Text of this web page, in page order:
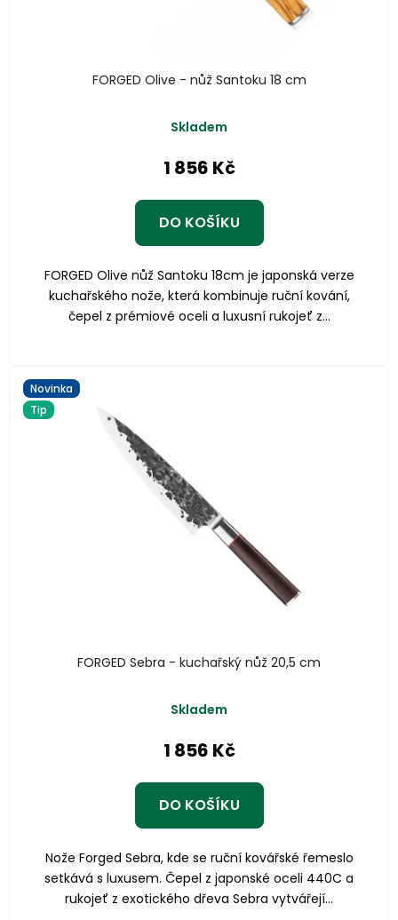
FORGED Olive - nůž Santoku 18 cm
Skladem
1 856 Kč
DO KOŠÍKU
FORGED Olive nůž Santoku 18cm je japonská verze
kuchařského nože, která kombinuje ruční kování,
čepel z prémiové oceli a luxusní rukojeť z...
Novinka
Tip
FORGED Sebra - kuchařský nůž 20,5 cm
Skladem
1 856 Kč
DO KOŠÍKU
Nože Forged Sebra, kde se ruční kovářské řemeslo
setkává s luxusem. Čepel z japonské oceli 440C a
rukojeť z exotického dřeva Sebra vytvářejí...